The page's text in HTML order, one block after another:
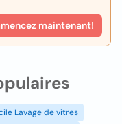
maintenant!
Lavage de vitres